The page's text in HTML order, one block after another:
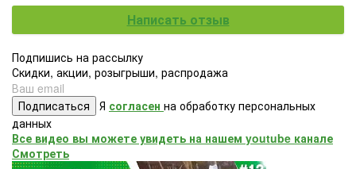
Написать отзыв
Подпишись на рассылку
Скидки, акции, розыгрыши, распродажа
Подписаться Я согласен на обработку персональных
данных
Все видео вы можете увидеть на нашем youtube канале
Смотреть